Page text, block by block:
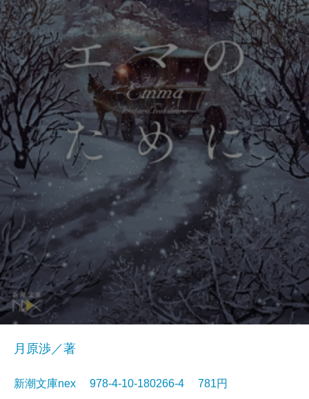
月原渉／著
新潮文庫nex 978-4-10-180266-4 781円